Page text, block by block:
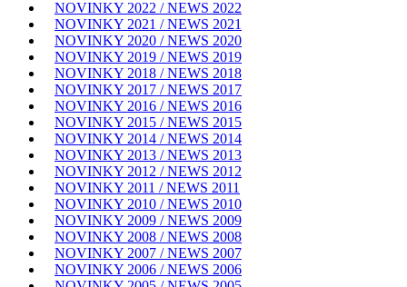
NOVINKY 2022 / NEWS 2022
NOVINKY 2021 / NEWS 2021
NOVINKY 2020 / NEWS 2020
NOVINKY 2019 / NEWS 2019
NOVINKY 2018 / NEWS 2018
NOVINKY 2017 / NEWS 2017
NOVINKY 2016 / NEWS 2016
NOVINKY 2015 / NEWS 2015
NOVINKY 2014 / NEWS 2014
NOVINKY 2013 / NEWS 2013
NOVINKY 2012 / NEWS 2012
NOVINKY 2011 / NEWS 2011
NOVINKY 2010 / NEWS 2010
NOVINKY 2009 / NEWS 2009
NOVINKY 2008 / NEWS 2008
NOVINKY 2007 / NEWS 2007
NOVINKY 2006 / NEWS 2006